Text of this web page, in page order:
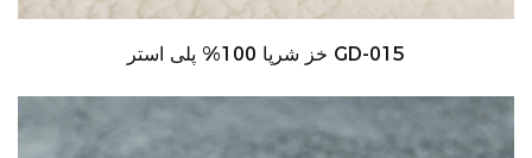
خز شرپا 100% پلی استر GD-015